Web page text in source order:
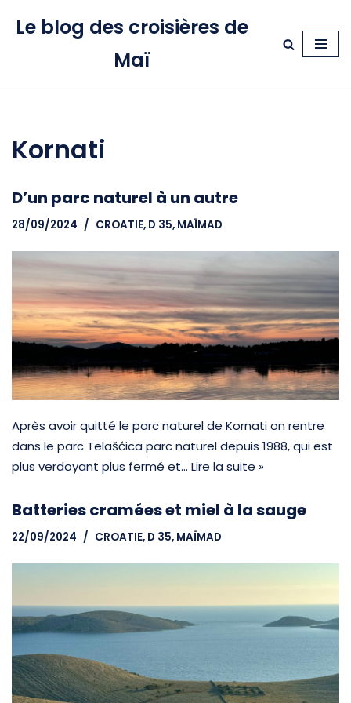
Le blog des croisières de
Maï
Kornati
D’un parc naturel à un autre
28/09/2024 CROATIE, D 35, MAÏMAD
Après avoir quitté le parc naturel de Kornati on rentre
dans le parc Telašćica parc naturel depuis 1988, qui est
plus verdoyant plus fermé et… Lire la suite »
Batteries cramées et miel à la sauge
22/09/2024 CROATIE, D 35, MAÏMAD